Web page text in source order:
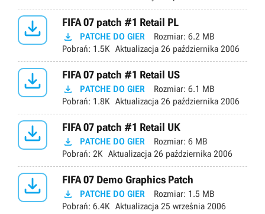
 FIFA 07 patch #1 Retail PL
 PATCHE DO GIER Rozmiar: 6.2 MB
Pobrań: 1.5K Aktualizacja 26 października 2006
 FIFA 07 patch #1 Retail US
 PATCHE DO GIER Rozmiar: 6.1 MB
Pobrań: 1.8K Aktualizacja 26 października 2006
 FIFA 07 patch #1 Retail UK
 PATCHE DO GIER Rozmiar: 6 MB
Pobrań: 2K Aktualizacja 26 października 2006
 FIFA 07 Demo Graphics Patch
 PATCHE DO GIER Rozmiar: 1.5 MB
Pobrań: 6.4K Aktualizacja 25 września 2006